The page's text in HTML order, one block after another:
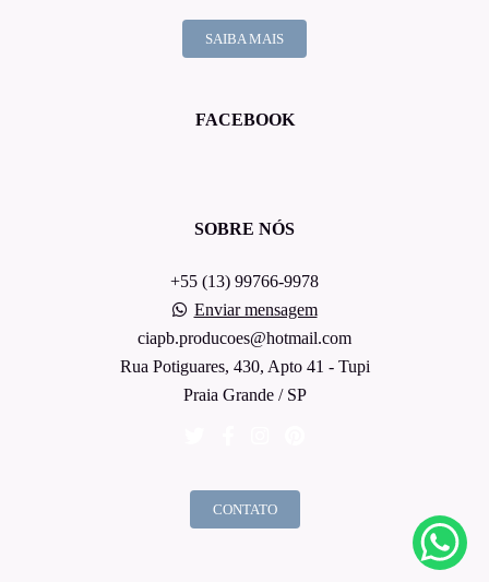
SAIBA MAIS
FACEBOOK
SOBRE NÓS
+55 (13) 99766-9978
Enviar mensagem
ciapb.producoes@hotmail.com
Rua Potiguares, 430, Apto 41 - Tupi
Praia Grande / SP
CONTATO